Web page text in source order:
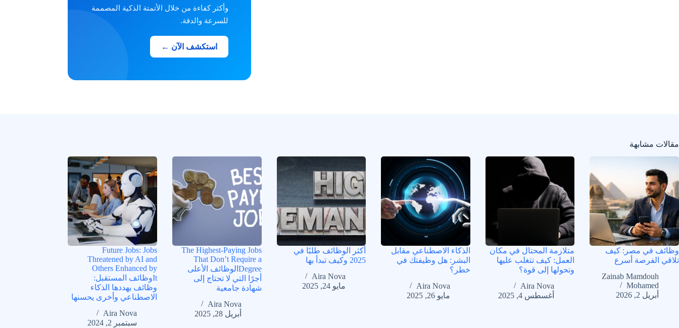
وأكثر كفاءة من خلال الأتمتة الذكية المصممة
للسرعة والدقة.
استكشف الآن ←
مقالات مشابهة
وظائف في مصر: كيف
تلاقي الفرصة أسرع
Zainab Mamdouh
Mohamed
أبريل 2, 2026
متلازمة المحتال في مكان
العمل: كيف تتغلب عليها
وتحولها إلى قوة؟
Aira Nova
أغسطس 4, 2025
الذكاء الاصطناعي مقابل
البشر: هل وظيفتك في
خطر؟
Aira Nova
مايو 26, 2025
أكثر الوظائف طلبًا في
2025 وكيف تبدأ بها
Aira Nova
مايو 24, 2025
The Highest-Paying Jobs
That Don’t Require a
Degreeالوظائف الأعلى
أجرًا التي لا تحتاج إلى
شهادة جامعية
Aira Nova
أبريل 28, 2025
Future Jobs: Jobs
Threatened by AI and
Others Enhanced by
Itوظائف المستقبل:
وظائف يهددها الذكاء
الاصطناعي وأخرى يحسنها
Aira Nova
سبتمبر 2, 2024